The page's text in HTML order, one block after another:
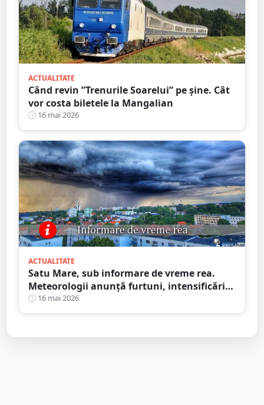
ACTUALITATE
Când revin ”Trenurile Soarelui” pe şine. Cât
vor costa biletele la Mangalian
16 mai 2026
ACTUALITATE
Satu Mare, sub informare de vreme rea.
Meteorologii anunță furtuni, intensificări
de vânt și ploi în averse
16 mai 2026